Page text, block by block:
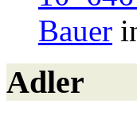
Bauer
Adler